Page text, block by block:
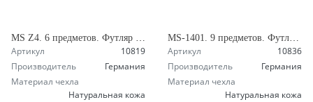
Артикул
10819
Производитель
Германия
Материал чехла
Натуральная кожа
Артикул
10836
Производитель
Германия
Материал чехла
Натуральная кожа